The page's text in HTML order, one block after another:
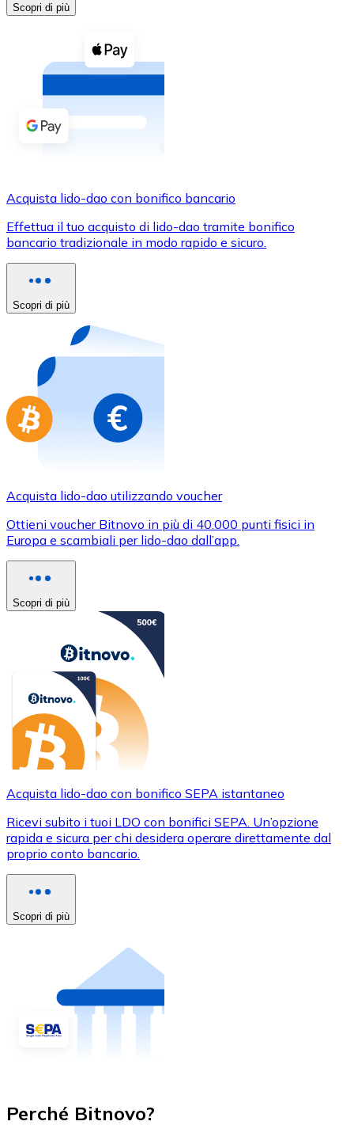
Vedi tutto
Buoni cripto
Acquista criptovalute in contanti e altri mezzi di
Acquista con contanti
Bonifico SEPA
Usa le carte Visa e Mastercard per acquistare
Acquista con carta
Acquista gift card dei tuoi marchi preferiti con
Vai al negozio di carte regalo
Scopri di più
Acquista lido-dao con bonifico bancario
Effettua il tuo acquisto di lido-dao tramite bonifico
bancario tradizionale in modo rapido e sicuro.
Scopri di più
Acquista lido-dao utilizzando voucher
Ottieni voucher Bitnovo in più di 40.000 punti fisici in
Europa e scambiali per lido-dao dall’app.
Scopri di più
Acquista lido-dao con bonifico SEPA istantaneo
Ricevi subito i tuoi LDO con bonifici SEPA. Un’opzione
rapida e sicura per chi desidera operare direttamente dal
proprio conto bancario.
Scopri di più
Perché Bitnovo?